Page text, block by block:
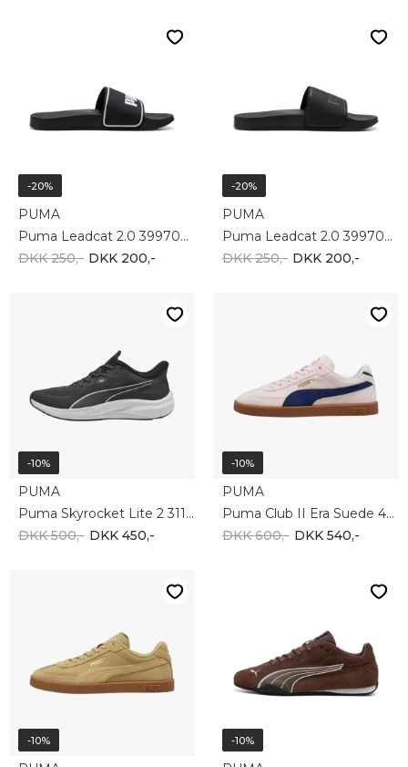
-20%
PUMA
Puma Leadcat 2.0 399706-01
DKK 250,- DKK 200,-
-20%
PUMA
Puma Leadcat 2.0 399706-03
DKK 250,- DKK 200,-
-10%
PUMA
Puma Skyrocket Lite 2 311730-09
DKK 500,- DKK 450,-
-10%
PUMA
Puma Club II Era Suede 400717-17
DKK 600,- DKK 540,-
-10% -10%